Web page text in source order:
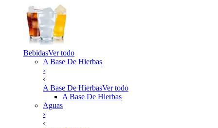
BebidasVer todo
A Base De Hierbas
›
‹
A Base De HierbasVer todo
A Base De Hierbas
Aguas
›
‹